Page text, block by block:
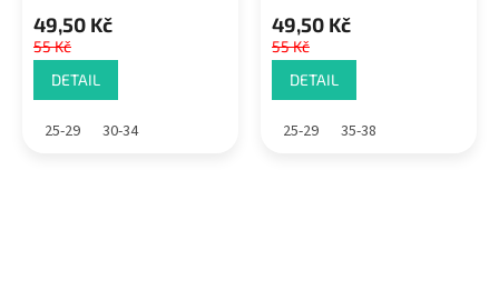
49,50 Kč
55 Kč
DETAIL
25-29 30-34
49,50 Kč
55 Kč
DETAIL
25-29 35-38